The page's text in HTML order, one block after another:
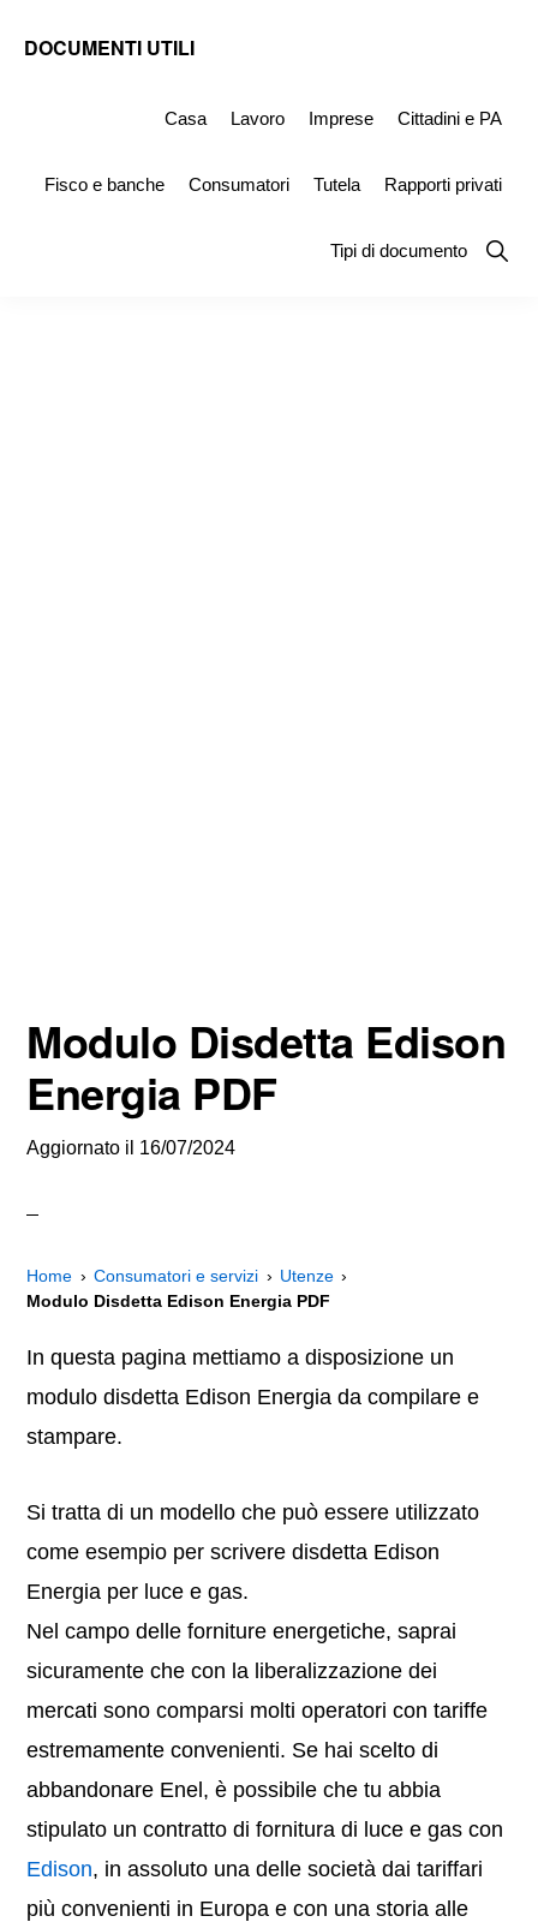
DOCUMENTI UTILI
Simile
Casa Lavoro Imprese Cittadini e PA
Fisco e banche Consumatori Tutela Rapporti privati
Tipi di documento
Show
Modulo Disdetta Edison
Energia PDF
Aggiornato il 16/07/2024
Home Consumatori e servizi
Utenze
Modulo Disdetta Edison Energia PDF
In questa pagina mettiamo a disposizione un
modulo disdetta Edison Energia da compilare e
stampare.
Si tratta di un modello che può essere utilizzato
come esempio per scrivere disdetta Edison
Energia per luce e gas.
Nel campo delle forniture energetiche, saprai
sicuramente che con la liberalizzazione dei
mercati sono comparsi molti operatori con tariffe
estremamente convenienti. Se hai scelto di
abbandonare Enel, è possibile che tu abbia
stipulato un contratto di fornitura di luce e gas con
Edison, in assoluto una delle società dai tariffari
più convenienti in Europa e con una storia alle